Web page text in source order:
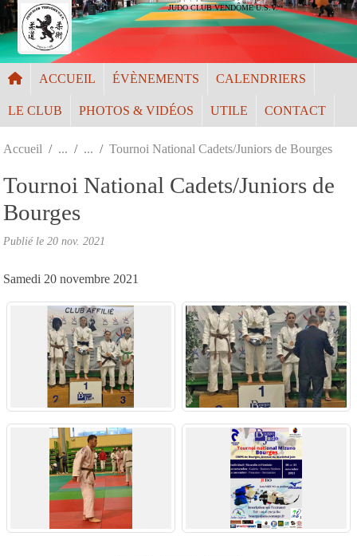
JUDO CLUB VENDÔME U.S.V.
ACCUEIL ÉVÈNEMENTS CALENDRIERS
LE CLUB PHOTOS & VIDÉOS UTILE CONTACT
Accueil Tournoi National Cadets/Juniors de Bourges
Tournoi National Cadets/Juniors de
Bourges
Publié le 20 nov. 2021
Samedi 20 novembre 2021
Panneau de gestion des cookies